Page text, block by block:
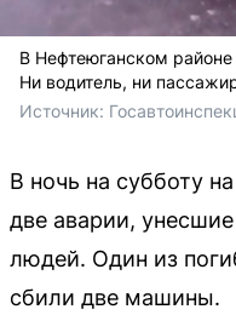
В Нефтеюганском районе
Ни водитель, ни
Источник:
В ночь на субботу
две аварии,
людей. Один из
сбили две машины.